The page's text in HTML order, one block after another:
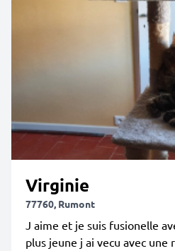
Virginie
77760, Rumont
J aime et je suis fusionelle
plus jeune j ai vecu avec une